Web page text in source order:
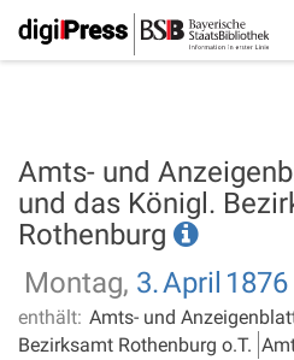
Amts- und
und das Königl.
Rothenburg
Montag, 3.April 1876
enthält: Amts- und
Bezirksamt Rothenburg o.T.